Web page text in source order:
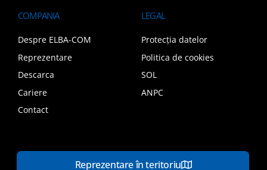
COMPANIA
Despre ELBA-COM
Reprezentare
Descarca
Cariere
Contact
LEGAL
Protecția datelor
Politica de cookies
SOL
ANPC
Reprezentare în teritoriu